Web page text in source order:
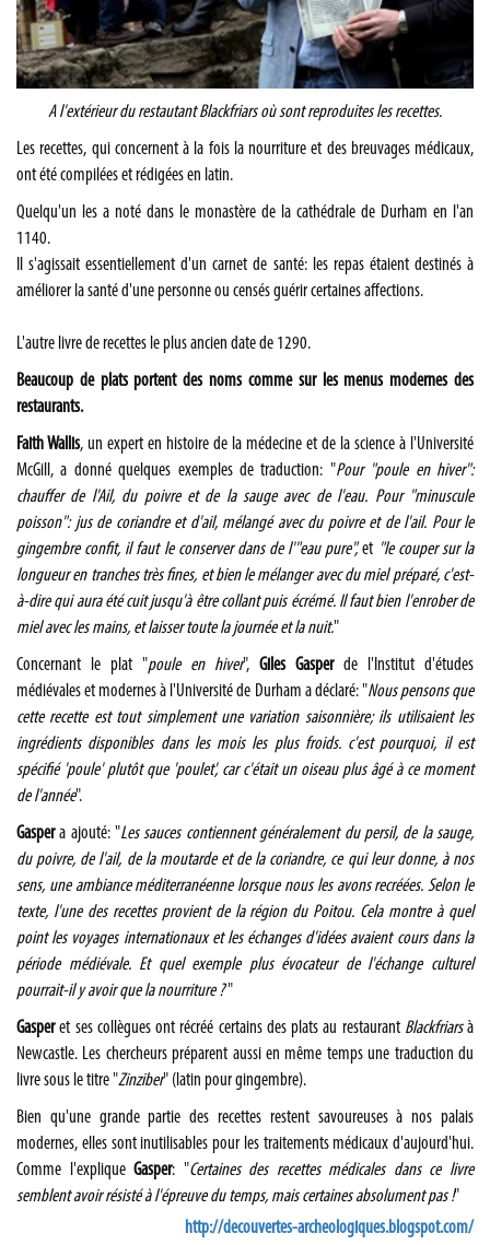
A l'extérieur du restautant Blackfriars où sont reproduites les recettes.
Les recettes, qui concernent à la fois la nourriture et des breuvages médicaux,
ont été compilées et rédigées en latin.
Quelqu'un les a noté dans le monastère de la cathédrale de Durham en l'an
1140.
Il s'agissait essentiellement d'un carnet de santé: les repas étaient destinés à
améliorer la santé d'une personne ou censés guérir certaines affections.
L'autre livre de recettes le plus ancien date de 1290.
Beaucoup de plats portent des noms comme sur les menus modernes des
restaurants.
Faith Wallis, un expert en histoire de la médecine et de la science à l'Université
McGill, a donné quelques exemples de traduction: "Pour "poule en hiver":
chauffer de l'Ail, du poivre et de la sauge avec de l'eau. Pour "minuscule
poisson": jus de coriandre et d'ail, mélangé avec du poivre et de l'ail. Pour le
gingembre confit, il faut le conserver dans de l'"eau pure",et "le couper sur la
longueur en tranches très fines, et bien le mélanger avec du miel préparé, c'est-
à-dire qui aura été cuit jusqu'à être collant puis écrémé. Il faut bien l'enrober de
miel avec les mains, et laisser toute la journée et la nuit."
Concernant le plat "poule en hiver", Giles Gasperde l'Institut d'études
médiévales et modernes à l'Université de Durham a déclaré: "Nous pensons que
cette recette est tout simplement une variation saisonnière; ils utilisaient les
ingrédients disponibles dans les mois les plus froids. c'est pourquoi, il est
spécifié 'poule' plutôt que 'poulet', car c'était un oiseau plus âgé à ce moment
de l'année".
Gaspera ajouté: "Les sauces contiennent généralement du persil, de la sauge,
du poivre, de l'ail, de la moutarde et de la coriandre, ce qui leur donne, à nos
sens, une ambiance méditerranéenne lorsque nous les avons recréées. Selon le
texte, l'une des recettes provient de la région du Poitou. Cela montre à quel
point les voyages internationaux et les échanges d'idées avaient cours dans la
période médiévale. Et quel exemple plus évocateur de l'échange culturel
pourrait-il y avoir que la nourriture ?"
Gasperet ses collègues ont récréé certains des plats au restaurant Blackfriarsà
Newcastle. Les chercheurs préparent aussi en même temps une traduction du
livre sous le titre "Zinziber" (latin pour gingembre).
Bien qu'une grande partie des recettes restent savoureuses à nos palais
modernes, elles sont inutilisables pour les traitements médicaux d'aujourd'hui.
Comme l'expliqueGasper: "Certaines des recettes médicales dans ce livre
semblent avoir résisté à l'épreuve du temps, mais certaines absolument pas !"
http://decouvertes-archeologiques.blogspot.com/